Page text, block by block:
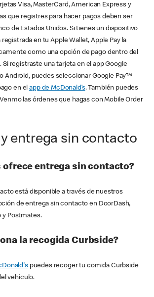
Visa, MasterCard, American Express y
que registres para hacer pagos deben ser
de Estados Unidos. Si tienes un dispositivo
en tu Apple Wallet, Apple Pay la
como una opción de pago dentro del
Si registraste una tarjeta en el app Google
Android, puedes seleccionar Google Pay™
en elapp de McDonald’s. También puedes
las órdenes que hagas con Mobile Order
entrega sin contacto
ofrece entrega sin contacto?
está disponible a través de nuestros
de entrega sin contacto en DoorDash,
y Postmates.
la recogida Curbside?
puedes recoger tu comida Curbside
vehículo.